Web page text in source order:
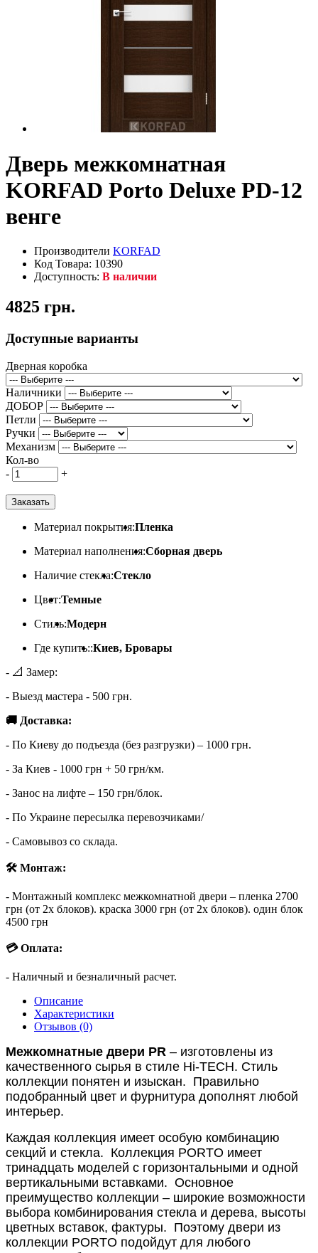
Дверь межкомнатная
KORFAD Porto Deluxe PD-12
венге
Производители KORFAD
Код Товара: 10390
Доступность: В наличии
4825 грн.
Доступные варианты
Дверная коробка
Наличники
ДОБОР
Петли
Ручки
Механизм
Кол-во
-
+
Заказать
Материал покрытия:Пленка
Материал наполнения:Сборная дверь
Наличие стекла:Стекло
Цвет:Темные
Стиль:Модерн
Где купить::Киев, Бровары
- 📐 Замер:
- Выезд мастера - 500 грн.
🚚 Доставка:
- По Киеву до подъезда (без разгрузки) – 1000 грн.
- За Киев - 1000 грн + 50 грн/км.
- Занос на лифте – 150 грн/блок.
- По Украине пересылка перевозчиками/
- Самовывоз со склада.
🛠 Монтаж:
- Монтажный комплекс межкомнатной двери – пленка 2700
грн (от 2х блоков). краска 3000 грн (от 2х блоков). один блок
4500 грн
💳 Оплата:
- Наличный и безналичный расчет.
Описание
Характеристики
Отзывов (0)
Межкомнатные двери PR – изготовлены из
качественного сырья в стиле Hi-TECH. Стиль
коллекции понятен и изыскан. Правильно
подобранный цвет и фурнитура дополнят любой
интерьер.
Каждая коллекция имеет особую комбинацию
секций и стекла. Коллекция PORTO имеет
тринадцать моделей с горизонтальными и одной
вертикальными вставками. Основное
преимущество коллекции – широкие возможности
выбора комбинирования стекла и дерева, высоты
цветных вставок, фактуры. Поэтому двери из
коллекции PORTO подойдут для любого